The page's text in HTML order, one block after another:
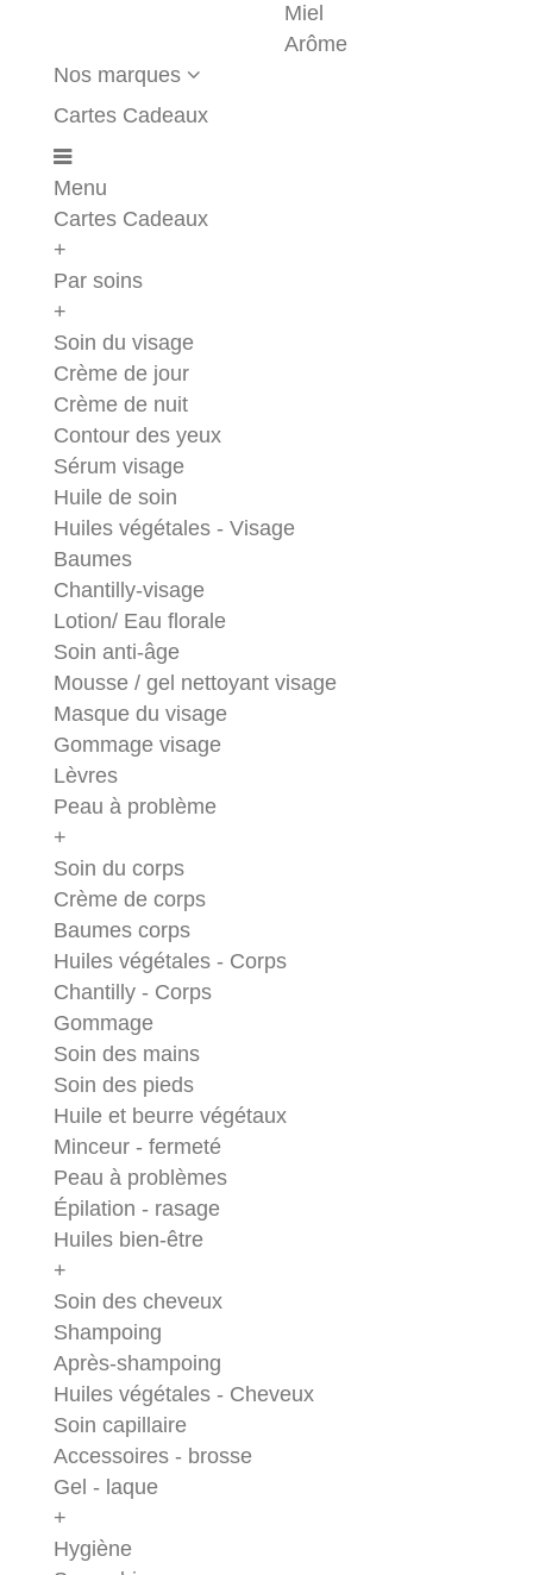
Miel
Arôme
Nos marques
Cartes Cadeaux
Menu
Cartes Cadeaux
+
Par soins
+
Soin du visage
Crème de jour
Crème de nuit
Contour des yeux
Sérum visage
Huile de soin
Huiles végétales - Visage
Baumes
Chantilly-visage
Lotion/ Eau florale
Soin anti-âge
Mousse / gel nettoyant visage
Masque du visage
Gommage visage
Lèvres
Peau à problème
+
Soin du corps
Crème de corps
Baumes corps
Huiles végétales - Corps
Chantilly - Corps
Gommage
Soin des mains
Soin des pieds
Huile et beurre végétaux
Minceur - fermeté
Peau à problèmes
Épilation - rasage
Huiles bien-être
+
Soin des cheveux
Shampoing
Après-shampoing
Huiles végétales - Cheveux
Soin capillaire
Accessoires - brosse
Gel - laque
+
Hygiène